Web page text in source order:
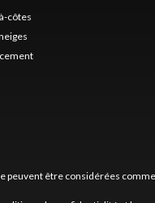
côtes
être considérées